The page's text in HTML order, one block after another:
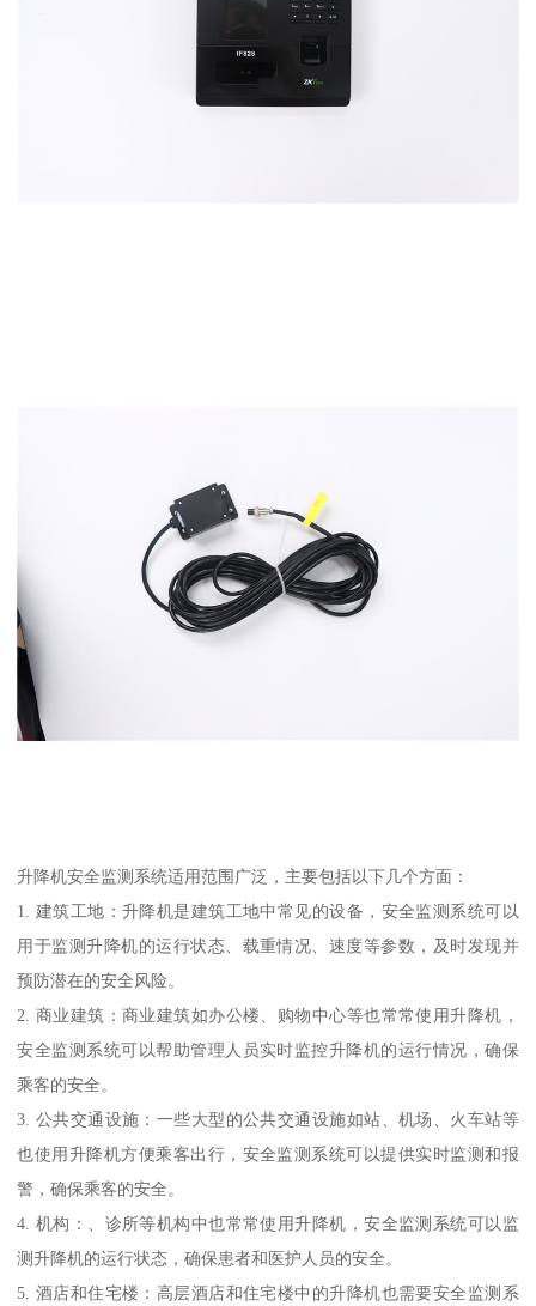
升降机安全监测系统适用范围广泛，主要包括以下几个方面：
1. 建筑工地：升降机是建筑工地中常见的设备，安全监测系统可以
用于监测升降机的运行状态、载重情况、速度等参数，及时发现并
预防潜在的安全风险。
2. 商业建筑：商业建筑如办公楼、购物中心等也常常使用升降机，
安全监测系统可以帮助管理人员实时监控升降机的运行情况，确保
乘客的安全。
3. 公共交通设施：一些大型的公共交通设施如站、机场、火车站等
也使用升降机方便乘客出行，安全监测系统可以提供实时监测和报
警，确保乘客的安全。
4. 机构：、诊所等机构中也常常使用升降机，安全监测系统可以监
测升降机的运行状态，确保患者和医护人员的安全。
5. 酒店和住宅楼：高层酒店和住宅楼中的升降机也需要安全监测系